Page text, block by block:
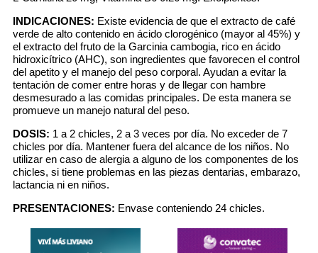
INDICACIONES: Existe evidencia de que el extracto de café
verde de alto contenido en ácido clorogénico (mayor al 45%) y
el extracto del fruto de la Garcinia cambogia, rico en ácido
hidroxicítrico (AHC), son ingredientes que favorecen el control
del apetito y el manejo del peso corporal. Ayudan a evitar la
tentación de comer entre horas y de llegar con hambre
desmesurado a las comidas principales. De esta manera se
promueve un manejo natural del peso.
DOSIS: 1 a 2 chicles, 2 a 3 veces por día. No exceder de 7
chicles por día. Mantener fuera del alcance de los niños. No
utilizar en caso de alergia a alguno de los componentes de los
chicles, si tiene problemas en las piezas dentarias, embarazo,
lactancia ni en niños.
PRESENTACIONES: Envase conteniendo 24 chicles.